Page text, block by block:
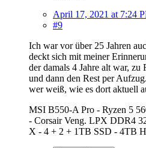
April 17, 2021 at 7:24
#9
Ich war vor über 25 Jahren
deckt sich mit meiner
der damals 4 Jahre alt war, zu
und dann den Rest per
wer weiß, wie es dort aktuell
MSI B550-A Pro - Ryzen 5
- Corsair Veng. LPX DDR4
X - 4 + 2 + 1TB SSD - 4TB